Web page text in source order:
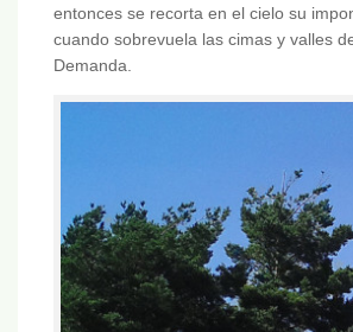
entonces se recorta en el cielo su
cuando sobrevuela las cimas y valles
Demanda.